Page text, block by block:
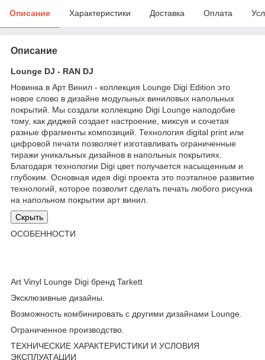
Описание Характеристики Доставка Оплата
Описание
Lounge DJ - RAN DJ
Новинка в Арт Винил - коллекция Lounge Digi Edition это
новое слово в дизайне модульных виниловых напольных
покрытий. Мы создали коллекцию Digi Lounge наподобие
тому, как диджей создает настроение, миксуя и сочетая
разные фрагменты композиций. Технология digital print или
цифровой печати позволяет изготавливать ограниченные
тиражи уникальных дизайнов в напольных покрытиях.
Благодаря технологии Digi цвет получается насыщенным и
глубоким. Основная идея digi проекта это поэтапное развитие
технологий, которое позволит сделать печать любого рисунка
на напольном покрытии арт винил.
Скрыть
ОСОБЕННОСТИ
Art Vinyl Lounge Digi бренд Tarkett
Эксклюзивные дизайны.
Возможность комбинировать с другими дизайнами Lounge.
Ограниченное производство.
ТЕХНИЧЕСКИЕ ХАРАКТЕРИСТИКИ И УСЛОВИЯ
ЭКСПЛУАТАЦИИ